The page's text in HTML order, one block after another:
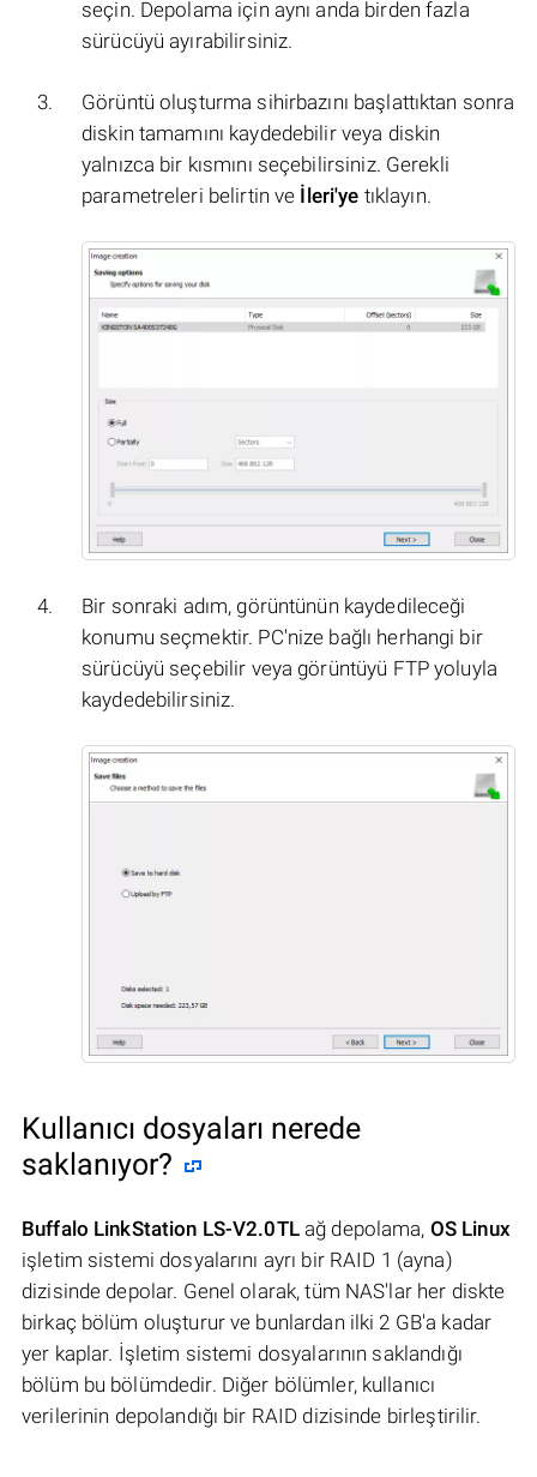
seçin. Depolama için aynı anda birden fazla
sürücüyü ayırabilirsiniz.
Görüntü oluşturma sihirbazını başlattıktan sonra
diskin tamamını kaydedebilir veya diskin
yalnızca bir kısmını seçebilirsiniz. Gerekli
parametreleri belirtin ve İleri'ye tıklayın.
Bir sonraki adım, görüntünün kaydedileceği
konumu seçmektir. PC'nize bağlı herhangi bir
sürücüyü seçebilir veya görüntüyü FTP yoluyla
kaydedebilirsiniz.
Kullanıcı dosyaları nerede
saklanıyor?
Buffalo LinkStation LS-V2.0TLağ depolama, OS Linux
işletim sistemi dosyalarını ayrı bir RAID 1 (ayna)
dizisinde depolar. Genel olarak, tüm NAS'lar her diskte
birkaç bölüm oluşturur ve bunlardan ilki 2 GB'a kadar
yer kaplar. İşletim sistemi dosyalarının saklandığı
bölüm bu bölümdedir. Diğer bölümler, kullanıcı
verilerinin depolandığı bir RAID dizisinde birleştirilir.